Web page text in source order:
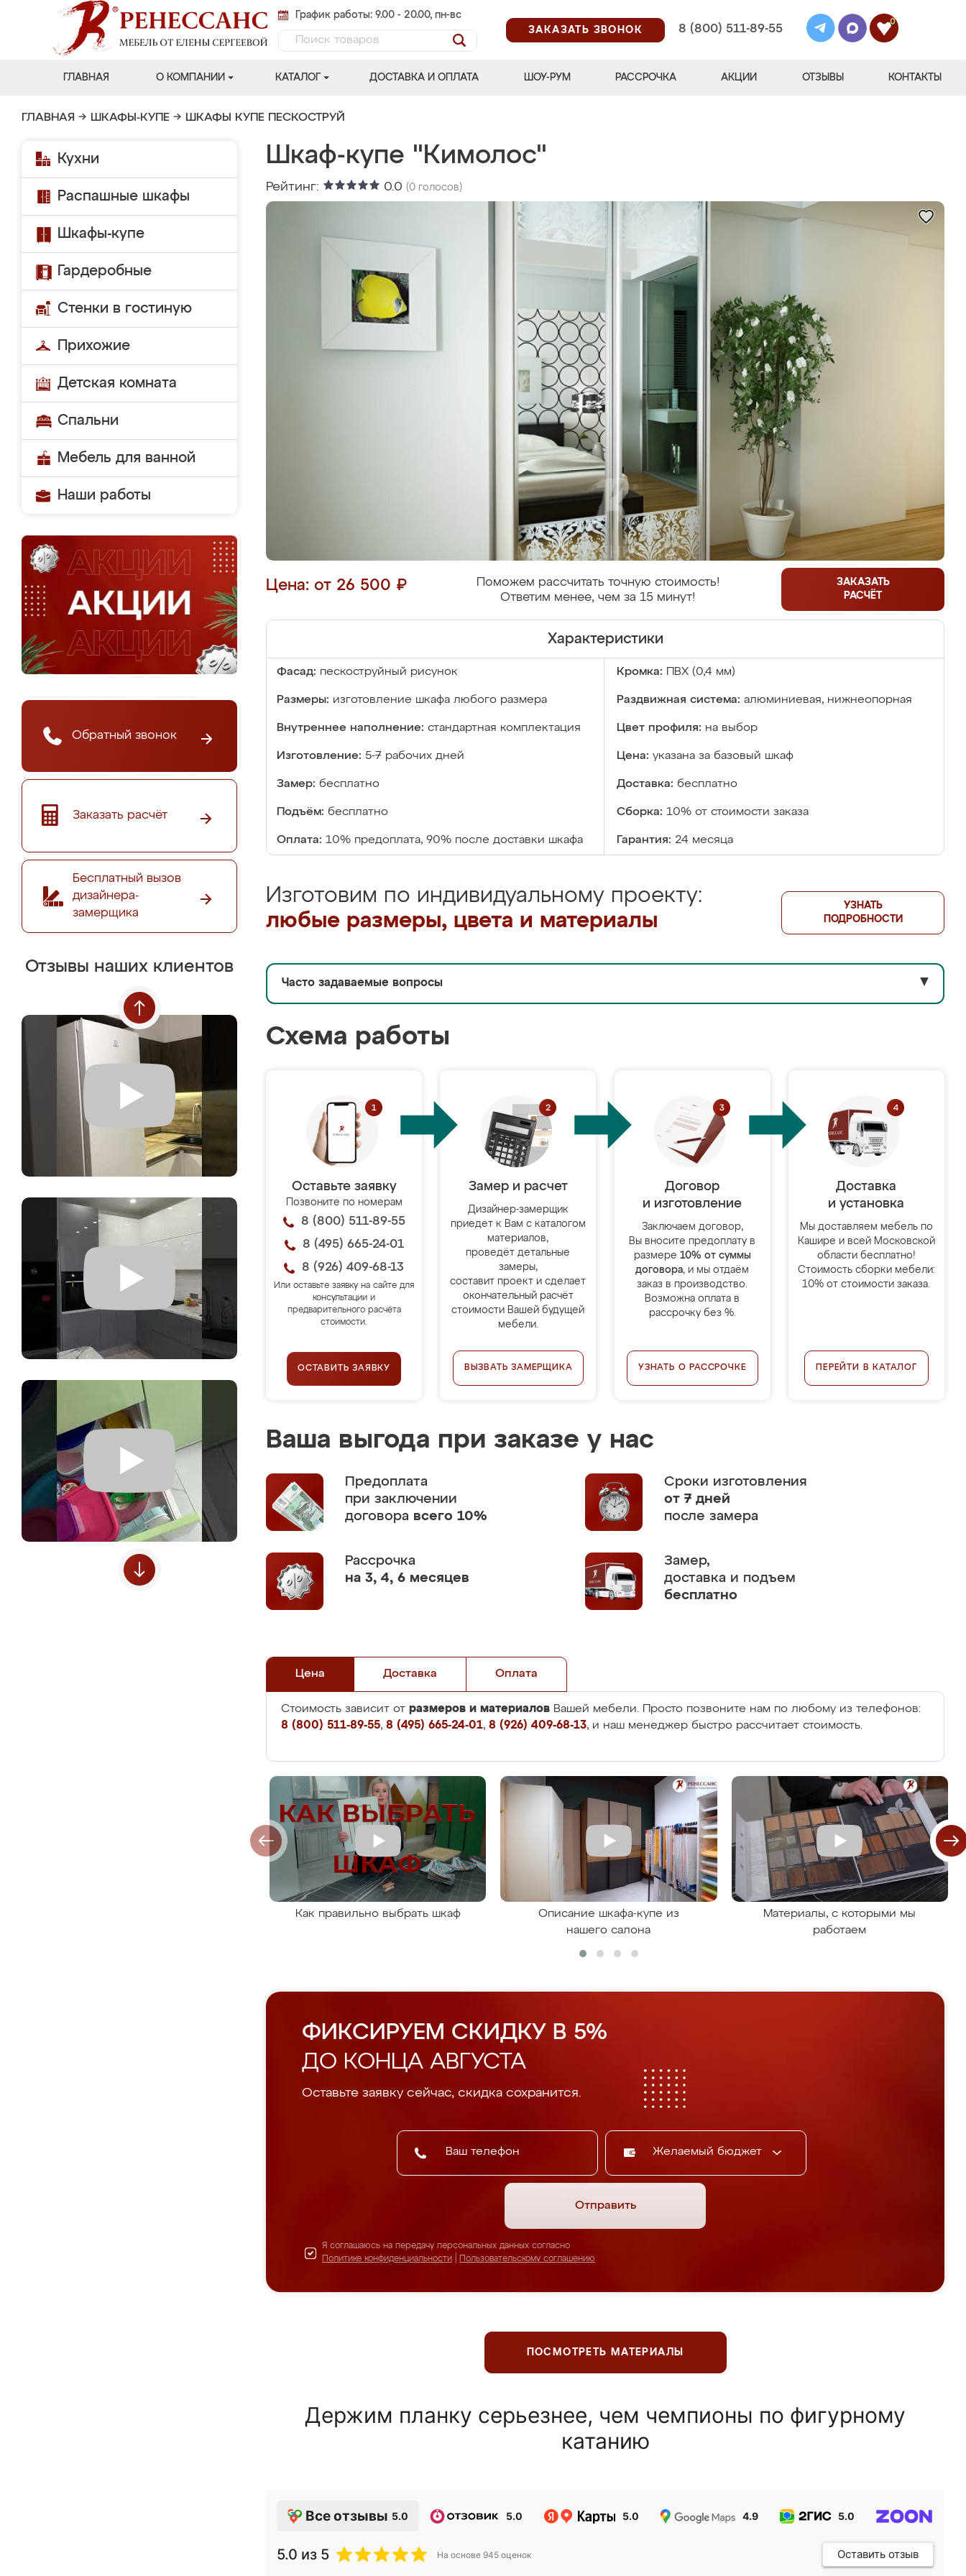
График работы: 9.00 - 20.00, пн-вс
ЗАКАЗАТЬ ЗВОНОК
8 (800) 511-89-55
0
ГЛАВНАЯ О КОМПАНИИ КАТАЛОГ ДОСТАВКА И ОПЛАТА ШОУ-РУМ РАССРОЧКА АКЦИИ ОТЗЫВЫ КОНТАКТЫ
ГЛАВНАЯ → ШКАФЫ-КУПЕ → ШКАФЫ КУПЕ ПЕСКОСТРУЙ
Кухни
Распашные шкафы
Шкафы-купе
Гардеробные
Стенки в гостиную
Прихожие
Детская комната
Спальни
Мебель для ванной
Наши работы
Обратный звонок
Заказать расчёт
Бесплатный вызов
дизайнера-
замерщика
Отзывы наших клиентов
Шкаф-купе "Кимолос"
Рейтинг: 0.0 (0 голосов)
Цена: от 26 500 ₽
Поможем рассчитать точную стоимость!
Ответим менее, чем за 15 минут!
ЗАКАЗАТЬ
РАСЧЁТ
Характеристики
Фасад: пескоструйный рисунок Кромка: ПВХ (0,4 мм)
Размеры: изготовление шкафа любого размера Раздвижная система: алюминиевая, нижнеопорная
Внутреннее наполнение: стандартная комплектация Цвет профиля: на выбор
Изготовление: 5-7 рабочих дней Цена: указана за базовый шкаф
Замер: бесплатно Доставка: бесплатно
Подъём: бесплатно Сборка: 10% от стоимости заказа
Оплата: 10% предоплата, 90% после доставки шкафа Гарантия: 24 месяца
Изготовим по индивидуальному проекту:
любые размеры, цвета и материалы
УЗНАТЬ
ПОДРОБНОСТИ
Часто задаваемые вопросы ▼
Схема работы
Оставьте заявку
Позвоните по номерам
8 (800) 511-89-55
8 (495) 665-24-01
8 (926) 409-68-13
Или оставьте заявку на сайте для
консультации и
предварительного расчёта
стоимости.
ОСТАВИТЬ ЗАЯВКУ
Замер и расчет
Дизайнер-замерщик
приедет к Вам с каталогом
материалов,
проведёт детальные
замеры,
составит проект и сделает
окончательный расчёт
стоимости Вашей будущей
мебели.
ВЫЗВАТЬ ЗАМЕРЩИКА
Договор
и изготовление
Заключаем договор,
Вы вносите предоплату в
размере 10% от суммы
договора, и мы отдаём
заказ в производство.
Возможна оплата в
рассрочку без %.
УЗНАТЬ О РАССРОЧКЕ
Доставка
и установка
Мы доставляем мебель по
Кашире и всей Московской
области бесплатно!
Стоимость сборки мебели:
10% от стоимости заказа.
ПЕРЕЙТИ В КАТАЛОГ
Ваша выгода при заказе у нас
Предоплата
при заключении
договора всего 10%
Сроки изготовления
от 7 дней
после замера
Рассрочка
на 3, 4, 6 месяцев
Замер,
доставка и подъем
бесплатно
Цена Доставка Оплата
Стоимость зависит от размеров и материалов Вашей мебели. Просто позвоните нам по любому из телефонов:
8 (800) 511-89-55, 8 (495) 665-24-01, 8 (926) 409-68-13, и наш менеджер быстро рассчитает стоимость.
Как правильно выбрать шкаф
Описание шкафа-купе из
нашего салона
Материалы, с которыми мы
работаем
ФИКСИРУЕМ СКИДКУ В 5%
ДО КОНЦА АВГУСТА
Оставьте заявку сейчас, скидка сохранится.
Желаемый бюджет
Отправить
Я соглашаюсь на передачу персональных данных согласно
Политике конфиденциальности
Пользовательскому соглашению
ПОСМОТРЕТЬ МАТЕРИАЛЫ
Держим планку серьезнее, чем чемпионы по фигурному
катанию
Все отзывы 5.0 5.0 5.0 4.9 5.0
5.0 из 5 На основе 945 оценок Оставить отзыв